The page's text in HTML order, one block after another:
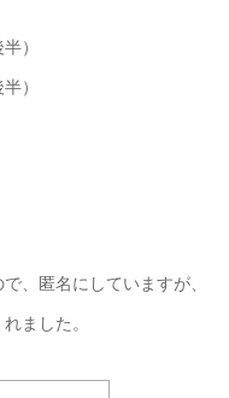
）
）
、匿名にしていますが、
ました。